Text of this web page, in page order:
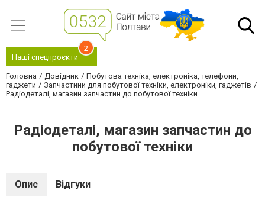
Наші спецпроєкти
2
Головна Довідник
Побутова техніка, електроніка, телефони,
гаджети
Запчастини для побутової техніки, електроніки, гаджетів
Радіодеталі, магазин запчастин до побутової техніки
Радіодеталі, магазин запчастин до
побутової техніки
Опис Відгуки